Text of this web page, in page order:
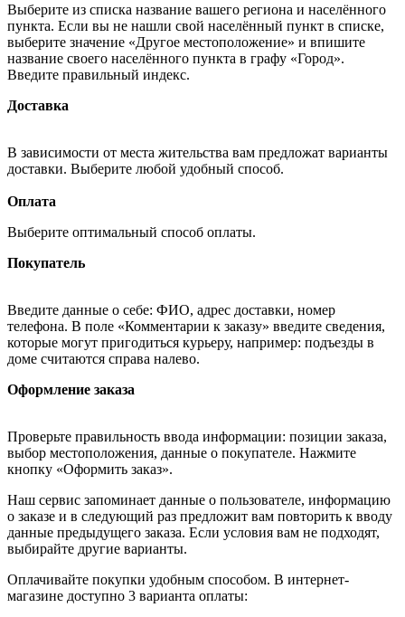
Выберите из списка название вашего региона и населённого
пункта. Если вы не нашли свой населённый пункт в списке,
выберите значение «Другое местоположение» и впишите
название своего населённого пункта в графу «Город».
Введите правильный индекс.
Доставка
В зависимости от места жительства вам предложат варианты
доставки. Выберите любой удобный способ.
Оплата
Выберите оптимальный способ оплаты.
Покупатель
Введите данные о себе: ФИО, адрес доставки, номер
телефона. В поле «Комментарии к заказу» введите сведения,
которые могут пригодиться курьеру, например: подъезды в
доме считаются справа налево.
Оформление заказа
Проверьте правильность ввода информации: позиции заказа,
выбор местоположения, данные о покупателе. Нажмите
кнопку «Оформить заказ».
Наш сервис запоминает данные о пользователе, информацию
о заказе и в следующий раз предложит вам повторить к вводу
данные предыдущего заказа. Если условия вам не подходят,
выбирайте другие варианты.
Оплачивайте покупки удобным способом. В интернет-
магазине доступно 3 варианта оплаты: